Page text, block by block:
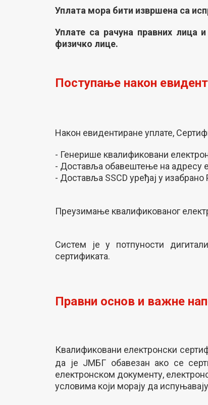
Уплата мора бити извршена са
Уплате са рачуна правних лица
физичко лице.
Поступање након
Након евидентиране уплате,
- Генерише квалификовани
- Доставља обавештење на адресу
- Доставља SSCD уређај у
Преузимање квалификованог
Систем је у потпуности
сертификата.
Правни основ и важне
Квалификовани електронски
да је ЈМБГ обавезан ако се
електронском документу,
условима који морају да